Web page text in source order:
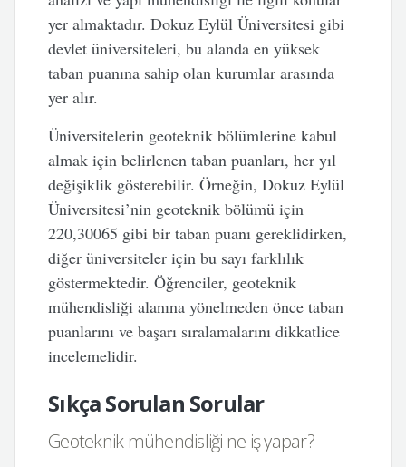
yer almaktadır. Dokuz Eylül Üniversitesi gibi
devlet üniversiteleri, bu alanda en yüksek
taban puanına sahip olan kurumlar arasında
yer alır.
Üniversitelerin geoteknik bölümlerine kabul
almak için belirlenen taban puanları, her yıl
değişiklik gösterebilir. Örneğin, Dokuz Eylül
Üniversitesi’nin geoteknik bölümü için
220,30065 gibi bir taban puanı gereklidirken,
diğer üniversiteler için bu sayı farklılık
göstermektedir. Öğrenciler, geoteknik
mühendisliği alanına yönelmeden önce taban
puanlarını ve başarı sıralamalarını dikkatlice
incelemelidir.
Sıkça Sorulan Sorular
Geoteknik mühendisliği ne iş yapar?